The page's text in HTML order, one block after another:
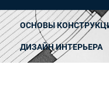
ОСНОВЫ
ДИЗАЙН ИНТЕРЬЕРА